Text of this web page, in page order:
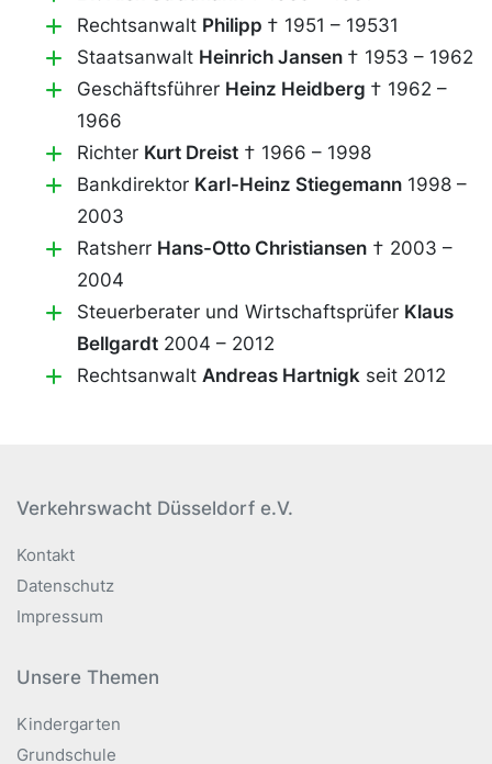
Rechtsanwalt Philipp † 1951 – 19531
Staatsanwalt Heinrich Jansen † 1953 – 1962
Geschäftsführer Heinz Heidberg † 1962 –
1966
Richter Kurt Dreist † 1966 – 1998
Bankdirektor Karl-Heinz Stiegemann 1998 –
2003
Ratsherr Hans-Otto Christiansen † 2003 –
2004
Steuerberater und Wirtschaftsprüfer Klaus
Bellgardt 2004 – 2012
Rechtsanwalt Andreas Hartnigk seit 2012
Verkehrswacht Düsseldorf e.V.
Kontakt
Datenschutz
Impressum
Unsere Themen
Kindergarten
Grundschule